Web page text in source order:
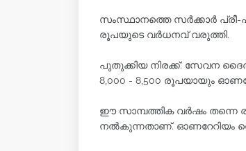
സംസ്ഥാനത്തെ സർക്കാർ
രൂപയുടെ വർധനവ് വരുത്തി.
പുതുക്കിയ നിരക്ക്: സേവന
8,000 - 8,500 രൂപയായും
ഈ സാമ്പത്തിക വർഷം
നൽകുന്നതാണ്. ഓണറേറിയം